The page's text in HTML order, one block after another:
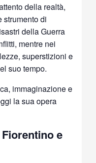
della realtà,
strumento di
della Guerra
mentre nei
superstizioni e
suo tempo.
immaginazione e
la sua opera
e